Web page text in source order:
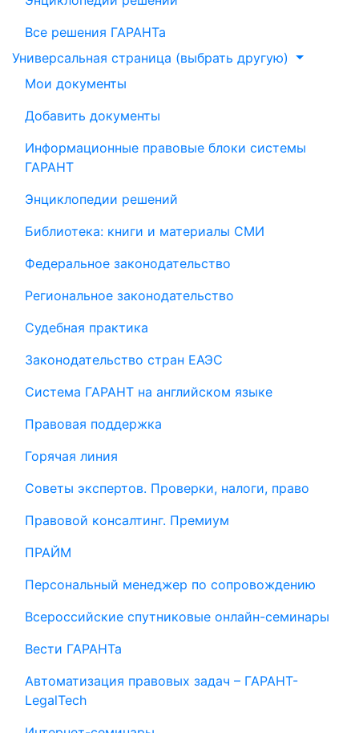
Все решения ГАРАНТа
Универсальная страница (выбрать другую)
Мои документы
Добавить документы
Информационные правовые блоки системы
ГАРАНТ
Энциклопедии решений
Библиотека: книги и материалы СМИ
Федеральное законодательство
Региональное законодательство
Судебная практика
Законодательство стран ЕАЭС
Система ГАРАНТ на английском языке
Правовая поддержка
Горячая линия
Советы экспертов. Проверки, налоги, право
Правовой консалтинг. Премиум
ПРАЙМ
Персональный менеджер по сопровождению
Всероссийские спутниковые онлайн-семинары
Вести ГАРАНТа
Автоматизация правовых задач – ГАРАНТ-
LegalTech